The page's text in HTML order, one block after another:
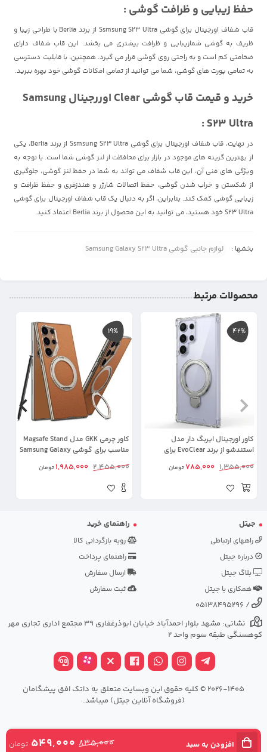
افزودن به سبد 835,000
549,000 تومان
حفظ زیبایی و ظرافت گوشی :
قاب شفاف اورجینال برای گوشی Ssmsung S23 Ultra از برند Berlia با طراحی زیبا و
ظریف به گوشی شمازیبایی و ظرافت بیشتری می بخشد. این قاب شفاف دارای
ضخامتی کم است و به راحتی روی گوشی قرار می گیرد. همچنین، با قابلیت دسترسی
به تمامی پورت های گوشی، شما می توانید از تمامی امکانات گوشی خود بهره ببرید.
خرید و قیمت قاب گوشی Clear اوررجینال Samsung
S23 Ultra :
در نهایت، قاب شفاف اورجینال برای گوشی Ssmsung S23 Ultra از برند Berlia، یکی
از بهترین گزینه های موجود در بازار برای محافظت از لنز گوشی شما است. با توجه به
ویژگی های فنی آن، این قاب شفاف می تواند به شما در حفظ لنز گوشی، جلوگیری
از شکستن و خراب شدن گوشی، حفظ اتصالات شارژر و هندزفری و حفظ ظرافت و
زیبایی گوشی کمک کند. بنابراین، اگر به دنبال یک قاب شفاف اورجینال برای گوشی
S23 Ultra خود هستید، می توانید به این محصول از برند Berlia اعتماد کنید.
بخشها : لوازم جانبی گوشی Samsung Galaxy S23 Ultra
محصولات مرتبط
42%
کاور اورجینال ایربگ دار مدل
استندشو از برند EvoClear برای
Samsung Galaxy S23 Ultra
1,355,000
785,000تومان
19%
کاور چرمی GKK مدل Magsafe Stand
مناسب برای گوشی Samsung Galaxy
2,455,000
1,985,000تومان
جیتل
راههای ارتباطی
درباره جیتل
بلاگ جیتل
همکاری با جیتل
راهنمای خرید
رویه بازگردانی کالا
راهنمای پرداخت
ارسال سفارش
ثبت سفارش
/
05138495296
نشانی: مشهد بلوار احمدآباد خیابان ابوذرغفاری 39 مجتمع اداری تجاری مهر
کوهسنگی طبقه سوم واحد 2
2026-1405 © کلیه حقوق این وبسایت متعلق به داتک افق پیشگامان
(فروشگاه آنلاین جیتل) میباشد.